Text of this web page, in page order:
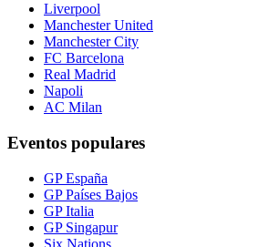
Liverpool
Manchester United
Manchester City
FC Barcelona
Real Madrid
Napoli
AC Milan
Eventos populares
GP España
GP Países Bajos
GP Italia
GP Singapur
Six Nations